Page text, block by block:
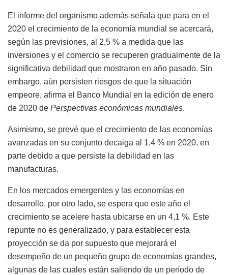
El informe del organismo además señala que para en el
2020 el crecimiento de la economía mundial se acercará,
según las previsiones, al 2,5 % a medida que las
inversiones y el comercio se recuperen gradualmente de la
significativa debilidad que mostraron en año pasado. Sin
embargo, aún persisten riesgos de que la situación
empeore, afirma el Banco Mundial en la edición de enero
de 2020 de Perspectivas económicas mundiales.
Asimismo, se prevé que el crecimiento de las economías
avanzadas en su conjunto decaiga al 1,4 % en 2020, en
parte debido a que persiste la debilidad en las
manufacturas.
En los mercados emergentes y las economías en
desarrollo, por otro lado, se espera que este año el
crecimiento se acelere hasta ubicarse en un 4,1 %. Este
repunte no es generalizado, y para establecer esta
proyección se da por supuesto que mejorará el
desempeño de un pequeño grupo de economías grandes,
algunas de las cuales están saliendo de un período de